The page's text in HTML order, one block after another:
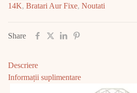
6.24gr
14K, Bratari Aur Fixe, Noutati
Share
Descriere
Informații suplimentare